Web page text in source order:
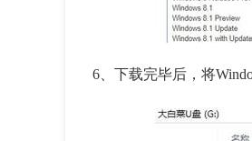
6、下载完毕后，将